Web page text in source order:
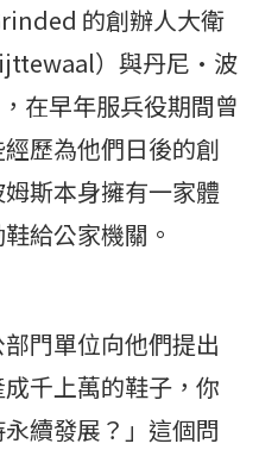
的創辦人大衛
）與丹尼·波
在早年服兵役期間曾
歷為他們日後的創
斯本身擁有一家體
給公家機關。
門單位向他們提出
千上萬的鞋子，你
續發展？」這個問